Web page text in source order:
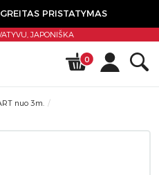
PRISTATYMAS
JAPONIŠKA
0
nuo 3m.